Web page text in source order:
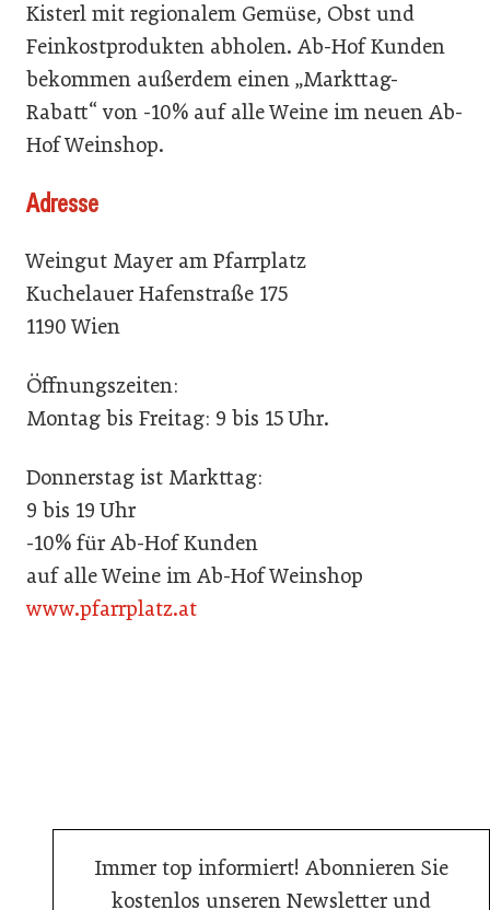
Kisterl mit regionalem Gemüse, Obst und
Feinkostprodukten abholen. Ab-Hof Kunden
bekommen außerdem einen „Markttag-
Rabatt“ von -10% auf alle Weine im neuen Ab-
Hof Weinshop.
Adresse
Weingut Mayer am Pfarrplatz
Kuchelauer Hafenstraße 175
1190 Wien
Öffnungszeiten:
Montag bis Freitag: 9 bis 15 Uhr.
Donnerstag ist Markttag:
9 bis 19 Uhr
-10% für Ab-Hof Kunden
auf alle Weine im Ab-Hof Weinshop
www.pfarrplatz.at
Immer top informiert! Abonnieren Sie
kostenlos unseren Newsletter und